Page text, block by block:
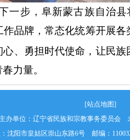
一步，阜新蒙古族自治
作品牌，常态化统筹开展
、勇担时代使命，让民
力量。
[站点地图]
主办单位：辽宁省民族和宗教事务委员会
沈阳市皇姑区崇山东路6号 邮编：